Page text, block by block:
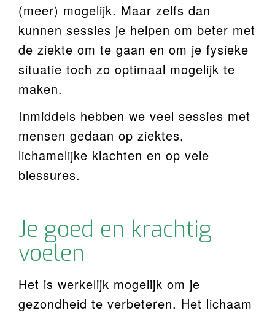
(meer) mogelijk. Maar zelfs dan
kunnen sessies je helpen om beter met
de ziekte om te gaan en om je fysieke
situatie toch zo optimaal mogelijk te
maken.
Inmiddels hebben we veel sessies met
mensen gedaan op ziektes,
lichamelijke klachten en op vele
blessures.
Je goed en krachtig
voelen
Het is werkelijk mogelijk om je
gezondheid te verbeteren. Het lichaam